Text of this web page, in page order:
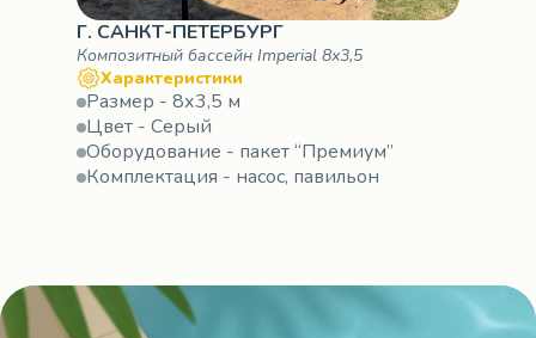
Г. САНКТ-ПЕТЕРБУРГ
Композитный бассейн Imperial 8х3,5
Характеристики
Размер - 8х3,5 м
Цвет - Серый
Оборудование - пакет “Премиум”
Комплектация - насос, павильон